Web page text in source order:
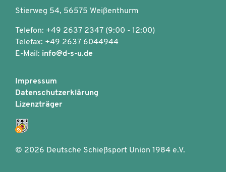
Stierweg 54, 56575 Weißenthurm
Telefon: +49 2637 2347 (9:00 - 12:00)
Telefax: +49 2637 6044944
E-Mail: info@d-s-u.de
Impressum
Datenschutzerklärung
Lizenzträger
© 2026 Deutsche Schießsport Union 1984 e.V.